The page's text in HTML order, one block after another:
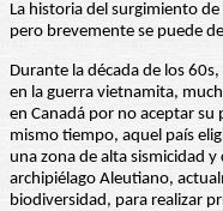
La historia del surgimiento
pero brevemente se puede
Durante la década de los
en la guerra vietnamita,
en Canadá por no aceptar
mismo tiempo, aquel país
una zona de alta sismicidad
archipiélago Aleutiano,
biodiversidad, para realizar